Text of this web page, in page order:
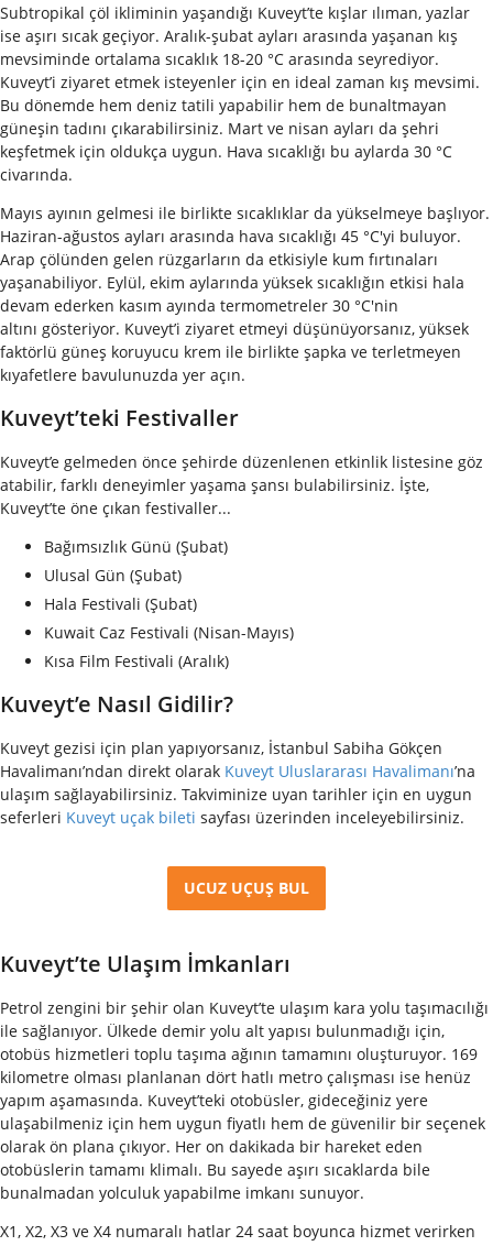
Subtropikal çöl ikliminin yaşandığı Kuveyt’te kışlar ılıman, yazlar
ise aşırı sıcak geçiyor. Aralık-şubat ayları arasında yaşanan kış
mevsiminde ortalama sıcaklık 18-20 °C arasında seyrediyor.
Kuveyt’i ziyaret etmek isteyenler için en ideal zaman kış mevsimi.
Bu dönemde hem deniz tatili yapabilir hem de bunaltmayan
güneşin tadını çıkarabilirsiniz. Mart ve nisan ayları da şehri
keşfetmek için oldukça uygun. Hava sıcaklığı bu aylarda 30 °C
civarında.
Mayıs ayının gelmesi ile birlikte sıcaklıklar da yükselmeye başlıyor.
Haziran-ağustos ayları arasında hava sıcaklığı 45 °C'yi buluyor.
Arap çölünden gelen rüzgarların da etkisiyle kum fırtınaları
yaşanabiliyor. Eylül, ekim aylarında yüksek sıcaklığın etkisi hala
devam ederken kasım ayında termometreler 30 °C'nin
altını gösteriyor. Kuveyt’i ziyaret etmeyi düşünüyorsanız, yüksek
faktörlü güneş koruyucu krem ile birlikte şapka ve terletmeyen
kıyafetlere bavulunuzda yer açın.
Kuveyt’teki Festivaller
Kuveyt’e gelmeden önce şehirde düzenlenen etkinlik listesine göz
atabilir, farklı deneyimler yaşama şansı bulabilirsiniz. İşte,
Kuveyt’te öne çıkan festivaller...
Bağımsızlık Günü (Şubat)
Ulusal Gün (Şubat)
Hala Festivali (Şubat)
Kuwait Caz Festivali (Nisan-Mayıs)
Kısa Film Festivali (Aralık)
Kuveyt’e Nasıl Gidilir?
Kuveyt gezisi için plan yapıyorsanız, İstanbul Sabiha Gökçen
Havalimanı’ndan direkt olarak Kuveyt Uluslararası Havalimanı’na
ulaşım sağlayabilirsiniz. Takviminize uyan tarihler için en uygun
seferleri Kuveyt uçak bileti sayfası üzerinden inceleyebilirsiniz.
UCUZ UÇUŞ BUL
Kuveyt’te Ulaşım İmkanları
Petrol zengini bir şehir olan Kuveyt’te ulaşım kara yolu taşımacılığı
ile sağlanıyor. Ülkede demir yolu alt yapısı bulunmadığı için,
otobüs hizmetleri toplu taşıma ağının tamamını oluşturuyor. 169
kilometre olması planlanan dört hatlı metro çalışması ise henüz
yapım aşamasında. Kuveyt’teki otobüsler, gideceğiniz yere
ulaşabilmeniz için hem uygun fiyatlı hem de güvenilir bir seçenek
olarak ön plana çıkıyor. Her on dakikada bir hareket eden
otobüslerin tamamı klimalı. Bu sayede aşırı sıcaklarda bile
bunalmadan yolculuk yapabilme imkanı sunuyor.
X1, X2, X3 ve X4 numaralı hatlar 24 saat boyunca hizmet verirken